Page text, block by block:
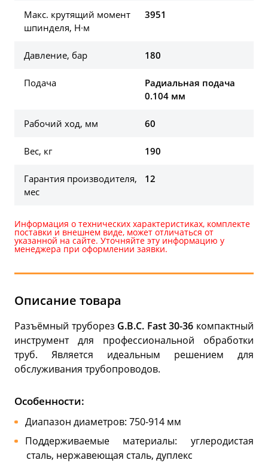
Макс. крутящий момент
шпинделя, Н∙м
3951
Давление, бар 180
Подача
Радиальная подача
0.104 мм
Рабочий ход, мм 60
Вес, кг 190
Гарантия производителя,
мес
12
Информация о технических характеристиках, комплекте
поставки и внешнем виде, может отличаться от
указанной на сайте. Уточняйте эту информацию у
менеджера при оформлении заявки.
Описание товара
Разъёмный труборез G.B.C. Fast 30-36 компактный
инструмент для профессиональной обработки
труб. Является идеальным решением для
обслуживания трубопроводов.
Особенности:
Диапазон диаметров: 750-914 мм
Поддерживаемые материалы: углеродистая
сталь, нержавеющая сталь, дуплекс